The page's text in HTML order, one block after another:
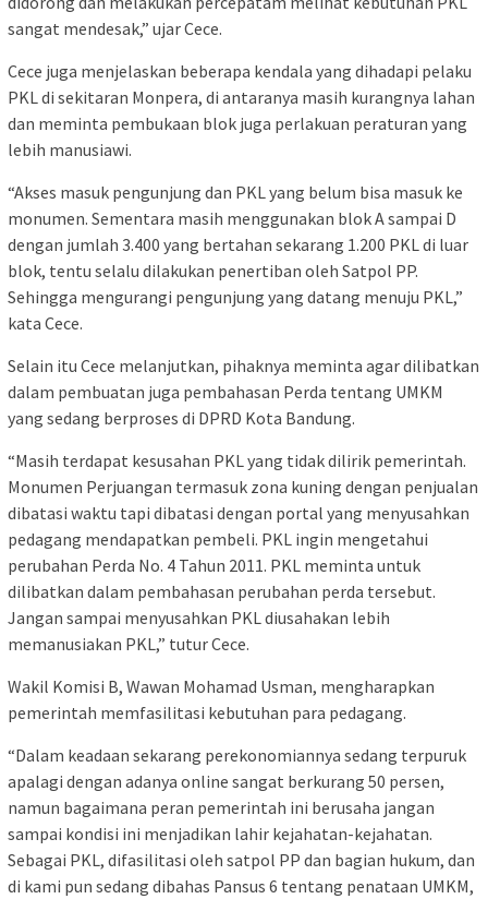
sangat mendesak,” ujar Cece.
Cece juga menjelaskan beberapa kendala yang dihadapi pelaku
PKL di sekitaran Monpera, di antaranya masih kurangnya lahan
dan meminta pembukaan blok juga perlakuan peraturan yang
lebih manusiawi.
“Akses masuk pengunjung dan PKL yang belum bisa masuk ke
monumen. Sementara masih menggunakan blok A sampai D
dengan jumlah 3.400 yang bertahan sekarang 1.200 PKL di luar
blok, tentu selalu dilakukan penertiban oleh Satpol PP.
Sehingga mengurangi pengunjung yang datang menuju PKL,”
kata Cece.
Selain itu Cece melanjutkan, pihaknya meminta agar dilibatkan
dalam pembuatan juga pembahasan Perda tentang UMKM
yang sedang berproses di DPRD Kota Bandung.
“Masih terdapat kesusahan PKL yang tidak dilirik pemerintah.
Monumen Perjuangan termasuk zona kuning dengan penjualan
dibatasi waktu tapi dibatasi dengan portal yang menyusahkan
pedagang mendapatkan pembeli. PKL ingin mengetahui
perubahan Perda No. 4 Tahun 2011. PKL meminta untuk
dilibatkan dalam pembahasan perubahan perda tersebut.
Jangan sampai menyusahkan PKL diusahakan lebih
memanusiakan PKL,” tutur Cece.
Wakil Komisi B, Wawan Mohamad Usman, mengharapkan
pemerintah memfasilitasi kebutuhan para pedagang.
“Dalam keadaan sekarang perekonomiannya sedang terpuruk
apalagi dengan adanya online sangat berkurang 50 persen,
namun bagaimana peran pemerintah ini berusaha jangan
sampai kondisi ini menjadikan lahir kejahatan-kejahatan.
Sebagai PKL, difasilitasi oleh satpol PP dan bagian hukum, dan
di kami pun sedang dibahas Pansus 6 tentang penataan UMKM,